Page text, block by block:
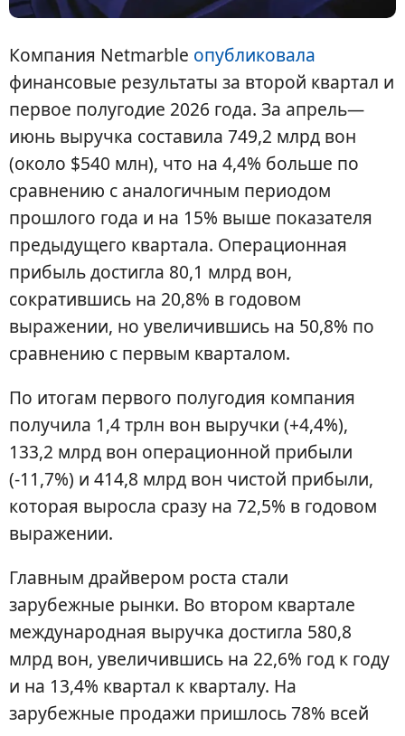
Компания Netmarble опубликовала
финансовые результаты за второй квартал и
первое полугодие 2026 года. За апрель—
июнь выручка составила 749,2 млрд вон
(около $540 млн), что на 4,4% больше по
сравнению с аналогичным периодом
прошлого года и на 15% выше показателя
предыдущего квартала. Операционная
прибыль достигла 80,1 млрд вон,
сократившись на 20,8% в годовом
выражении, но увеличившись на 50,8% по
сравнению с первым кварталом.
По итогам первого полугодия компания
получила 1,4 трлн вон выручки (+4,4%),
133,2 млрд вон операционной прибыли
(-11,7%) и 414,8 млрд вон чистой прибыли,
которая выросла сразу на 72,5% в годовом
выражении.
Главным драйвером роста стали
зарубежные рынки. Во втором квартале
международная выручка достигла 580,8
млрд вон, увеличившись на 22,6% год к году
и на 13,4% квартал к кварталу. На
зарубежные продажи пришлось 78% всей